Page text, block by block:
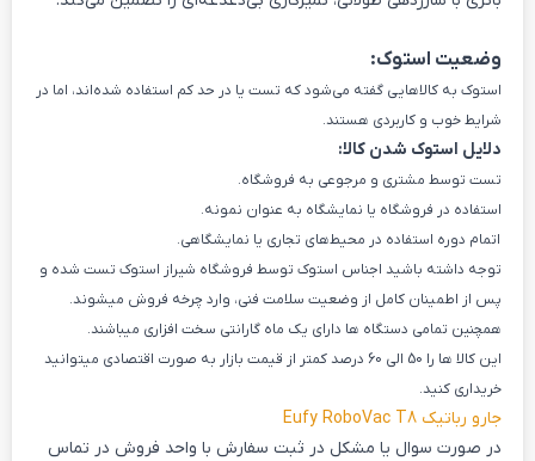
وضعیت استوک:
استوک به کالاهایی گفته می‌شود که تست یا در حد کم استفاده شده‌اند، اما در
شرایط خوب و کاربردی هستند.
دلایل استوک شدن کالا:
تست توسط مشتری و مرجوعی به فروشگاه.
استفاده در فروشگاه یا نمایشگاه به عنوان نمونه.
اتمام دوره استفاده در محیط‌های تجاری یا نمایشگاهی.
توجه داشته باشید اجناس استوک توسط فروشگاه شیراز استوک تست شده و
پس از اطمینان کامل از وضعیت سلامت فنی، وارد چرخه فروش میشوند.
همچنین تمامی دستگاه ها دارای یک ماه گارانتی سخت افزاری میباشند.
این کالا ها را 50 الی 60 درصد کمتر از قیمت بازار به صورت اقتصادی میتوانید
خریداری کنید.
جارو رباتیک Eufy RoboVac T8
در صورت سوال یا مشکل در ثبت سفارش با واحد فروش در تماس